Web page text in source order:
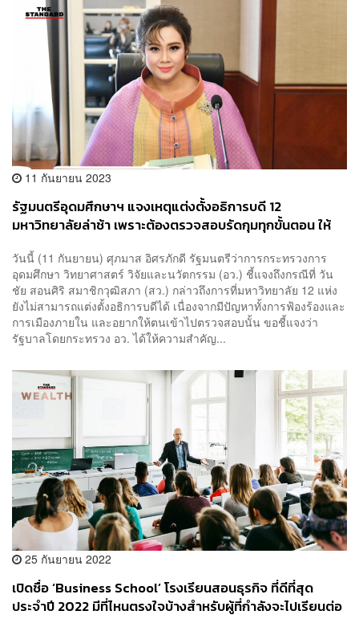
11 กันยายน 2023
รัฐมนตรีอุดมศึกษาฯ แจงเหตุแต่งตั้งอธิการบดี 12
มหาวิทยาลัยล่าช้า เพราะต้องตรวจสอบรัดกุมทุกขั้นตอน ให้
วันนี้ (11 กันยายน) ศุภมาส อิศรภักดี รัฐมนตรีว่าการกระทรวงการ
อุดมศึกษา วิทยาศาสตร์ วิจัยและนวัตกรรม (อว.) ชี้แจงถึงกรณีที่ วัน
ชัย สอนศิริ สมาชิกวุฒิสภา (สว.) กล่าวถึงการที่มหาวิทยาลัย 12 แห่ง
ยังไม่สามารถแต่งตั้งอธิการบดีได้ เนื่องจากมีปัญหาทั้งการฟ้องร้องและ
การเมืองภายใน และอยากให้ตนเข้าไปตรวจสอบนั้น ขอชี้แจงว่า
รัฐบาลโดยกระทรวง อว. ได้ให้ความสำคัญ...
25 กันยายน 2022
เปิดชื่อ ‘Business School’ โรงเรียนสอนธุรกิจ ที่ดีที่สุด
ประจำปี 2022 มีที่ไหนตรงใจบ้างสำหรับผู้ที่กำลังจะไปเรียนต่อ